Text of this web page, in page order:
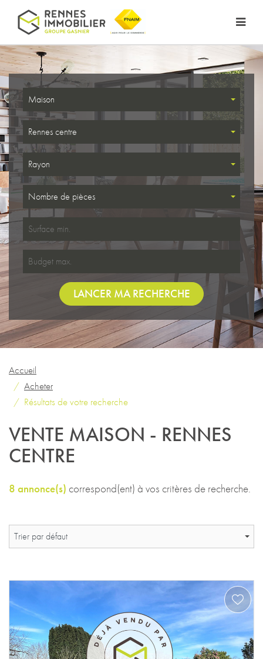
Maison
Rennes centre
Rayon
Nombre de pièces
LANCER MA RECHERCHE
Accueil
Acheter
Résultats de votre recherche
VENTE MAISON - RENNES
CENTRE
8 annonce(s) correspond(ent) à vos critères de recherche.
Trier par défaut